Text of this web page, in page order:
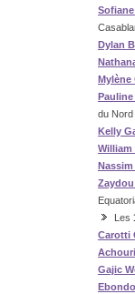
Dylan
Mylène
du Nord
Kelly
William
Les
Carotti
Achouri
Gajic
Ebondo